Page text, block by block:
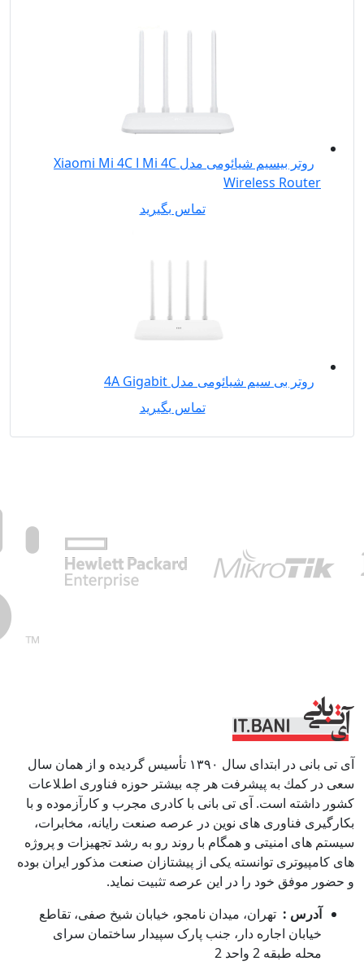
روتر بیسیم شیائومی مدل Mi 4C ا Xiaomi Mi 4C
Wireless Router
تماس بگیرید
روتر بی‌ سیم شیائومی مدل 4A Gigabit
تماس بگیرید
آی تی بانی در ابتداى سال ١٣٩٠ تأسيس گرديده و از همان سال
سعى در كمك به پيشرفت هر چه بيشتر حوزه فناورى اطﻼعات
كشور داشته است. آی تی بانی با كادرى مجرب و كارآزموده و با
بكارگيرى فناوری هاى نوين در عرصه صنعت رايانه، مخابرات،
سيستم هاى امنيتى و همگام با روند رو به رشد تجهيزات و پروژه
هاى كامپيوترى توانسته يكى از پيشتازان صنعت مذكور ايران بوده
و حضور موفق خود را در اين عرصه تثبيت نمايد.
آدرس : تهران، میدان نامجو، خیابان شیخ صفی، تقاطع
خیابان اجاره دار، جنب پارک سپیدار ساختمان سرای
محله طبقه 2 واحد 2